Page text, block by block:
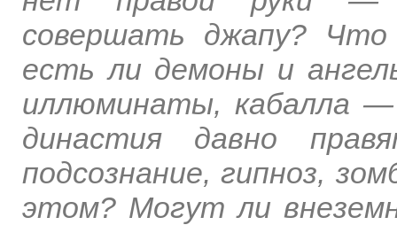
совершать джапу?
есть ли демоны и
иллюминаты, кабалла —
династия давно
подсознание, гипноз,
этом? Могут ли